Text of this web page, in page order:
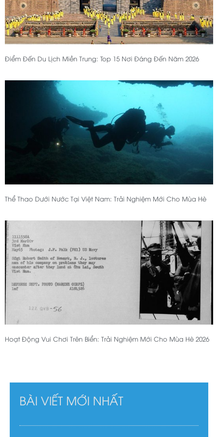
Điểm Đến Du Lịch Miền Trung: Top 15 Nơi Đáng Đến Năm 2026
Thể Thao Dưới Nước Tại Việt Nam: Trải Nghiệm Mới Cho Mùa Hè
Hoạt Động Vui Chơi Trên Biển: Trải Nghiệm Mới Cho Mùa Hè 2026
BÀI VIẾT MỚI NHẤT